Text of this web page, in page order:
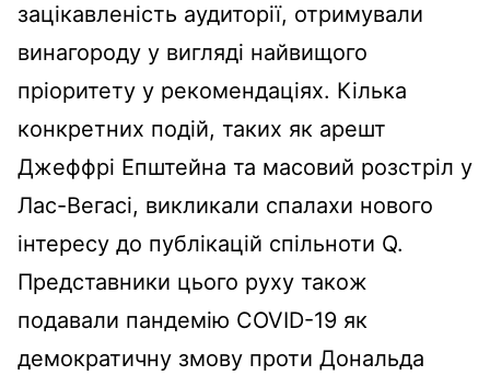
зацікавленість аудиторії, отримували
винагороду у вигляді найвищого
пріоритету у рекомендаціях. Кілька
конкретних подій, таких як арешт
Джеффрі Епштейна та масовий розстріл у
Лас-Вегасі, викликали спалахи нового
інтересу до публікацій спільноти Q.
Представники цього руху також
подавали пандемію COVID-19 як
демократичну змову проти Дональда